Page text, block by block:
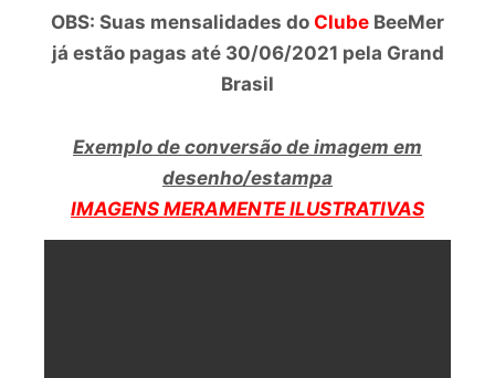
OBS: Suas mensalidades do Clube BeeMer
já estão pagas até 30/06/2021 pela Grand
Brasil
Exemplo de conversão de imagem em
desenho/estampa
IMAGENS MERAMENTE ILUSTRATIVAS